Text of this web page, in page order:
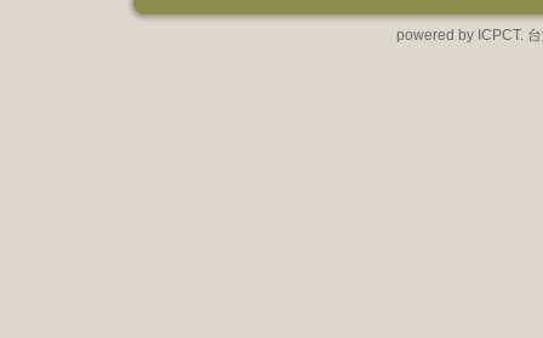
powered by ICPCT.